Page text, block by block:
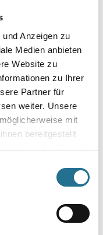
Anzeigen zu
Medien anbieten
Website zu
zu Ihrer
Partner für
weiter. Unsere
mit
bereitgestellt
Nutzung der Dienste
VWS-Mörtel